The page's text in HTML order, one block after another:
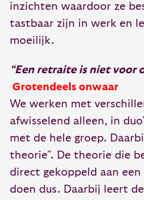
inzichten waardoor ze
tastbaar zijn in werk en
moeilijk.
“Een retraite is niet voor
Grotendeels onwaar
We werken met
afwisselend alleen, in
met de hele groep.
theorie”. De theorie die
direct gekoppeld aan
doen dus. Daarbij leert